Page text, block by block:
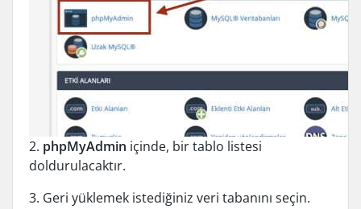
2. phpMyAdmin içinde, bir tablo listesi
doldurulacaktır.
3. Geri yüklemek istediğiniz veri tabanını seçin.